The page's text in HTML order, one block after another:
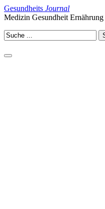
Gesundheits Journal
Medizin Gesundheit